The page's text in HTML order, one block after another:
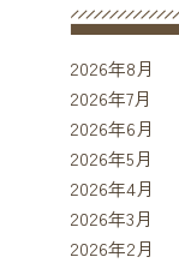
2026年8月
2026年7月
2026年6月
2026年5月
2026年4月
2026年3月
2026年2月